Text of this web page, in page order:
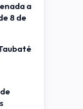
a
8 de